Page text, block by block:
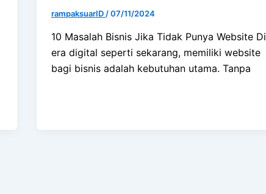
rampaksuarID/07/11/2024
10 Masalah Bisnis Jika Tidak Punya Website Di
era digital seperti sekarang, memiliki website
bagi bisnis adalah kebutuhan utama. Tanpa